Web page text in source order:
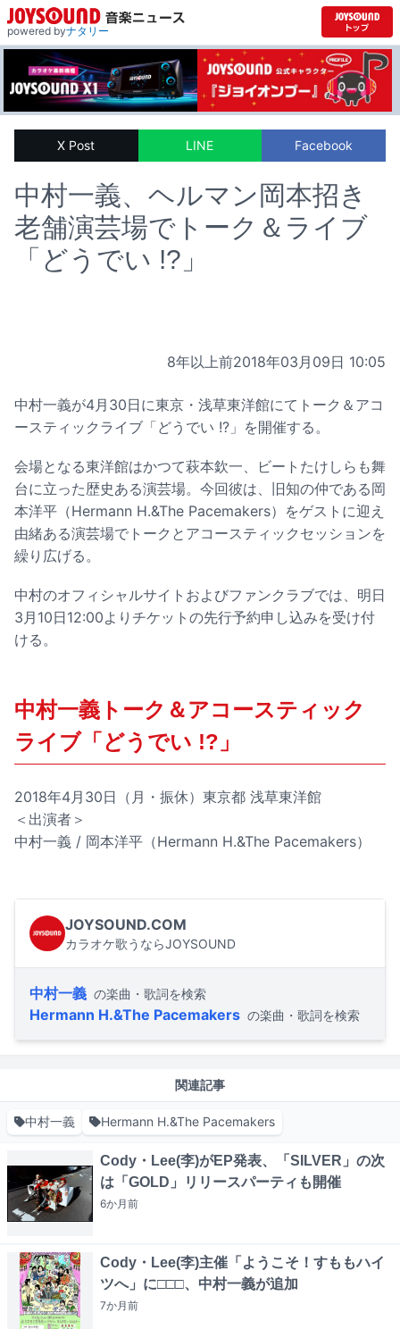
powered byナタリー
X Post LINE Facebook
中村一義、ヘルマン岡本招き
老舗演芸場でトーク＆ライブ
「どうでい !?」
8年以上前2018年03月09日 10:05
中村一義が4月30日に東京・浅草東洋館にてトーク＆アコ
ースティックライブ「どうでい !?」を開催する。
会場となる東洋館はかつて萩本欽一、ビートたけしらも舞
台に立った歴史ある演芸場。今回彼は、旧知の仲である岡
本洋平（Hermann H.&The Pacemakers）をゲストに迎え
由緒ある演芸場でトークとアコースティックセッションを
繰り広げる。
中村のオフィシャルサイトおよびファンクラブでは、明日
3月10日12:00よりチケットの先行予約申し込みを受け付
ける。
中村一義トーク＆アコースティック
ライブ「どうでい !?」
2018年4月30日（月・振休）東京都 浅草東洋館
＜出演者＞
中村一義 / 岡本洋平（Hermann H.&The Pacemakers）
JOYSOUND.COM
カラオケ歌うならJOYSOUND
中村一義 の楽曲・歌詞を検索
Hermann H.&The Pacemakers の楽曲・歌詞を検索
関連記事
中村一義 Hermann H.&The Pacemakers
Cody・Lee(李)がEP発表、「SILVER」の次
は「GOLD」リリースパーティも開催
6か月前
Cody・Lee(李)主催「ようこそ！すももハイ
ツへ」に□□□、中村一義が追加
7か月前